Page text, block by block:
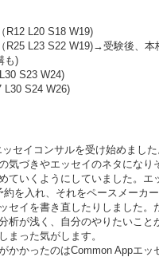
R12 L20 S18 W19)
R25 L23 S22 W19)→受験後、本
も)
S23 W24)
L30 S24 W26)
セイコンサルを受け始めまし
気づきやエッセイのネタになり
ていくようにしていました。エ
約を入れ、それをペースメーカ
セイを書き直したりしました。
析が浅く、自分のやりたいこと
まった気がします。
かかったのはCommon Appエッ